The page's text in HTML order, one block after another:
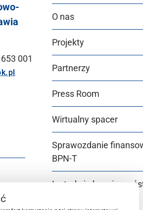
001
O nas
Projekty
Partnerzy
Press Room
Wirtualny spacer
Sprawozdanie
BPN‑T
Instrukcje